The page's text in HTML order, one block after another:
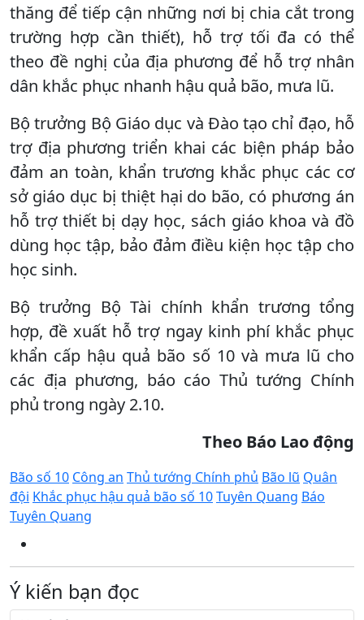
thăng để tiếp cận những nơi bị chia cắt trong
trường hợp cần thiết), hỗ trợ tối đa có thể
theo đề nghị của địa phương để hỗ trợ nhân
dân khắc phục nhanh hậu quả bão, mưa lũ.
Bộ trưởng Bộ Giáo dục và Đào tạo chỉ đạo, hỗ
trợ địa phương triển khai các biện pháp bảo
đảm an toàn, khẩn trương khắc phục các cơ
sở giáo dục bị thiệt hại do bão, có phương án
hỗ trợ thiết bị dạy học, sách giáo khoa và đồ
dùng học tập, bảo đảm điều kiện học tập cho
học sinh.
Bộ trưởng Bộ Tài chính khẩn trương tổng
hợp, đề xuất hỗ trợ ngay kinh phí khắc phục
khẩn cấp hậu quả bão số 10 và mưa lũ cho
các địa phương, báo cáo Thủ tướng Chính
phủ trong ngày 2.10.
Theo Báo Lao động
Bão số 10 Công an Thủ tướng Chính phủ Bão lũ Quân
đội Khắc phục hậu quả bão số 10Tuyên Quang Báo
Tuyên Quang
Ý kiến bạn đọc